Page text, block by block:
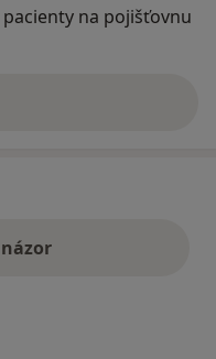
na pojišťovnu